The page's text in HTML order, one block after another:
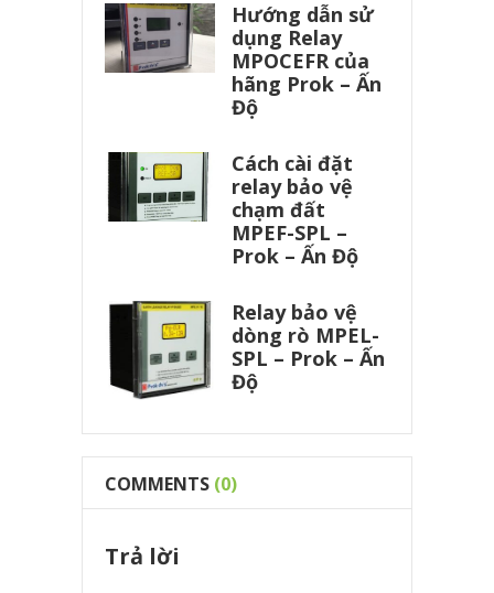
Hướng dẫn sử
dụng Relay
MPOCEFR của
hãng Prok – Ấn
Độ
Cách cài đặt
relay bảo vệ
chạm đất
MPEF-SPL –
Prok – Ấn Độ
Relay bảo vệ
dòng rò MPEL-
SPL – Prok – Ấn
Độ
COMMENTS (0)
Trả lời